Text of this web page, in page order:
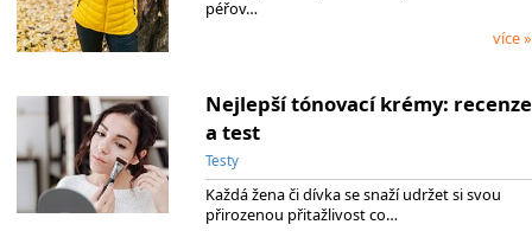
péřov…
více »
Nejlepší tónovací krémy: recenze
a test
Testy
Každá žena či dívka se snaží udržet si svou
přirozenou přitažlivost co…